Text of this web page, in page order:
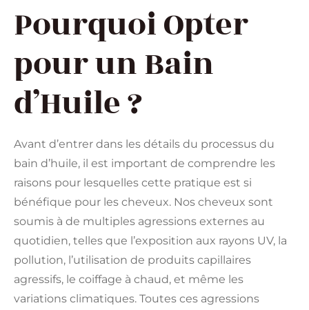
Pourquoi Opter
pour un Bain
d’Huile ?
Avant d’entrer dans les détails du processus du
bain d’huile, il est important de comprendre les
raisons pour lesquelles cette pratique est si
bénéfique pour les cheveux. Nos cheveux sont
soumis à de multiples agressions externes au
quotidien, telles que l’exposition aux rayons UV, la
pollution, l’utilisation de produits capillaires
agressifs, le coiffage à chaud, et même les
variations climatiques. Toutes ces agressions